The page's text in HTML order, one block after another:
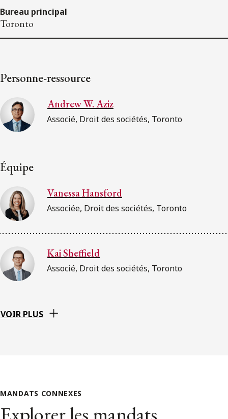
Bureau principal
Toronto
Personne-ressource
Andrew W. Aziz
Associé, Droit des sociétés, Toronto
Équipe
Vanessa Hansford
Associée, Droit des sociétés, Toronto
Kai Sheffield
Associé, Droit des sociétés, Toronto
VOIR PLUS
MANDATS CONNEXES